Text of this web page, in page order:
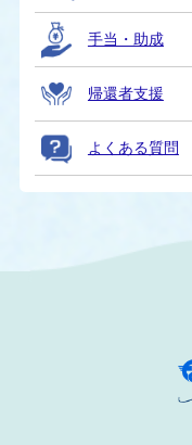
手当・助成
帰還者支援
よくある質問